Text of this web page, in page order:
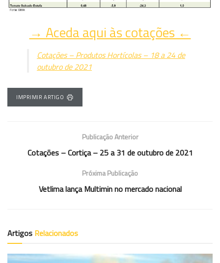
→ Aceda aqui às cotações ←
Cotações – Produtos Hortícolas – 18 a 24 de
outubro de 2021
IMPRIMIR ARTIGO
Publicação Anterior
Cotações – Cortiça – 25 a 31 de outubro de 2021
Próxima Publicação
Vetlima lança Multimin no mercado nacional
Artigos Relacionados